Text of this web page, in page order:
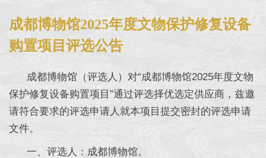
成都博物馆2025年度文物保护修复设备
购置项目评选公告
成都博物馆（评选人）对“成都博物馆2025年度文物
保护修复设备购置项目”通过评选择优选定供应商，兹邀
请符合要求的评选申请人就本项目提交密封的评选申请
文件。
一、评选人：成都博物馆。